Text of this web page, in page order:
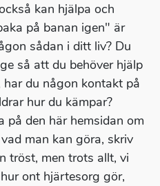
kan hjälpa och
på banan igen" är
sådan i ditt liv? Du
så att du behöver hjälp
du någon kontakt på
hur du kämpar?
på den här hemsidan om
man kan göra, skriv
tröst, men trots allt, vi
ont hjärtesorg gör,